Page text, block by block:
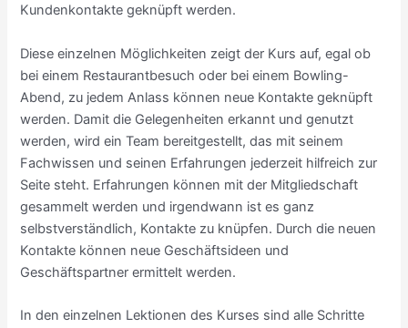
Kundenkontakte geknüpft werden.
Diese einzelnen Möglichkeiten zeigt der Kurs auf, egal ob
bei einem Restaurantbesuch oder bei einem Bowling-
Abend, zu jedem Anlass können neue Kontakte geknüpft
werden. Damit die Gelegenheiten erkannt und genutzt
werden, wird ein Team bereitgestellt, das mit seinem
Fachwissen und seinen Erfahrungen jederzeit hilfreich zur
Seite steht. Erfahrungen können mit der Mitgliedschaft
gesammelt werden und irgendwann ist es ganz
selbstverständlich, Kontakte zu knüpfen. Durch die neuen
Kontakte können neue Geschäftsideen und
Geschäftspartner ermittelt werden.
In den einzelnen Lektionen des Kurses sind alle Schritte